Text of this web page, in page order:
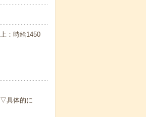
：時給1450
▽具体的に